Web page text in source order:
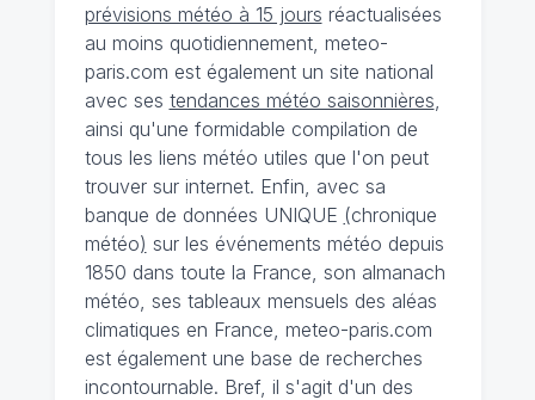
prévisions météo à 15 jours réactualisées
au moins quotidiennement, meteo-
paris.com est également un site national
avec ses tendances météo saisonnières
ainsi qu'une formidable compilation de
tous les liens météo utiles que l'on peut
trouver sur internet. Enfin, avec sa
banque de données UNIQUE (chronique
météo) sur les événements météo depuis
1850 dans toute la France, son almanach
météo, ses tableaux mensuels des aléas
climatiques en France, meteo-paris.com
est également une base de recherches
incontournable. Bref, il s'agit d'un des